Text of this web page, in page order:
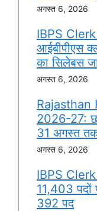
अगस्त 6, 2026
IBPS
आईबीपीएस
का सिलेबस
अगस्त 6, 2026
Rajasthan
2026-27:
31 अगस्त
अगस्त 6, 2026
IBPS
11,403
392 पद